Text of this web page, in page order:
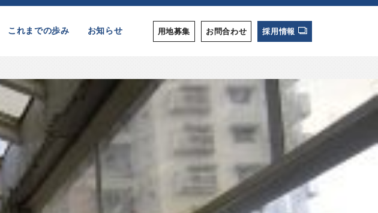
これまでの歩み お知らせ 用地募集 お問合わせ 採用情報